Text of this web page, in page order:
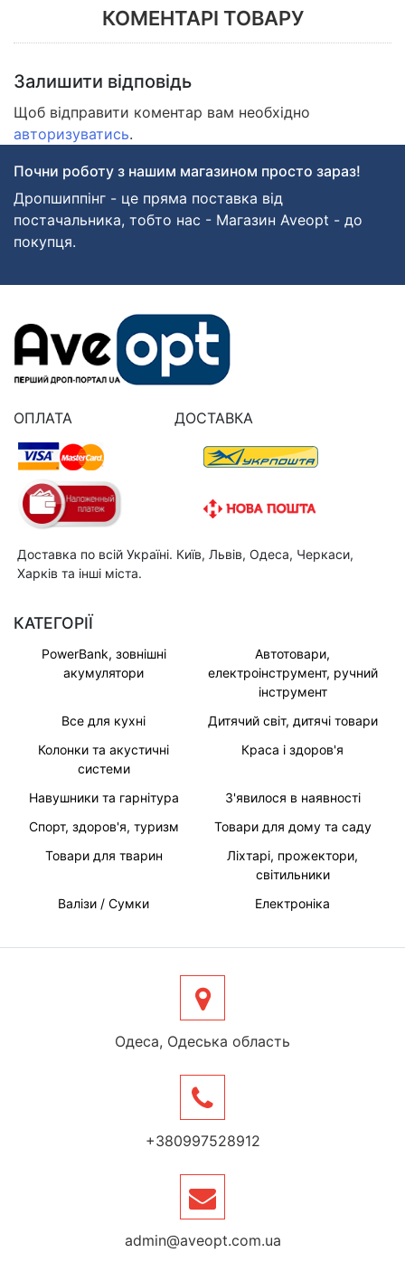
КОМЕНТАРІ ТОВАРУ
Залишити відповідь
Щоб відправити коментар вам необхідно
авторизуватись.
Почни роботу з нашим магазином просто зараз!
Дропшиппінг - це пряма поставка від
постачальника, тобто нас - Магазин Aveopt - до
покупця.
ОПЛАТА ДОСТАВКА
Доставка по всій Україні. Київ, Львів, Одеса, Черкаси,
Харків та інші міста.
КАТЕГОРІЇ
PowerBank, зовнішні
акумулятори
Автотовари,
електроінструмент, ручний
інструмент
Все для кухні
Дитячий світ, дитячі товари
Колонки та акустичні
системи
Краса і здоров'я
Навушники та гарнітура
З'явилося в наявності
Спорт, здоров'я, туризм
Товари для дому та саду
Товари для тварин
Ліхтарі, прожектори,
світильники
Валізи / Сумки
Електроніка
Одеса, Одеська область
+380997528912
admin@aveopt.com.ua